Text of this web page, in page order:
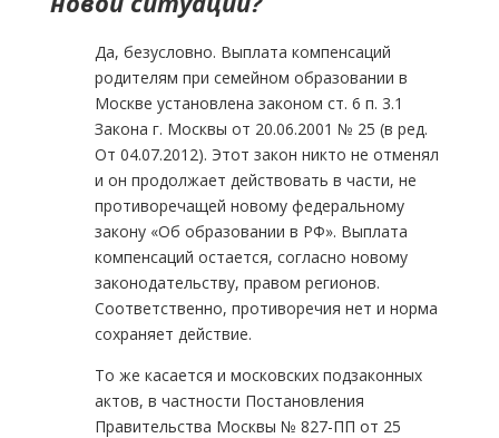
Да, безусловно. Выплата компенсаций
родителям при семейном образовании в
Москве установлена законом ст. 6 п. 3.1
Закона г. Москвы от 20.06.2001 № 25 (в ред.
От 04.07.2012). Этот закон никто не отменял
и он продолжает действовать в части, не
противоречащей новому федеральному
закону «Об образовании в РФ». Выплата
компенсаций остается, согласно новому
законодательству, правом регионов.
Соответственно, противоречия нет и норма
сохраняет действие.
То же касается и московских подзаконных
актов, в частности Постановления
Правительства Москвы № 827-ПП от 25